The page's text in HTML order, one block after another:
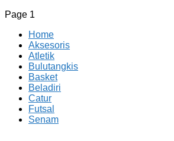
Page 1
Home
Aksesoris
Atletik
Bulutangkis
Basket
Beladiri
Catur
Futsal
Senam